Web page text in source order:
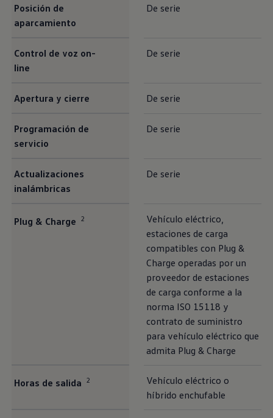
Posición de
aparcamiento
De serie
Control de voz on-
line
De serie
Apertura y cierre De serie
Programación de
servicio
De serie
Actualizaciones
inalámbricas
De serie
Plug & Charge 2
Vehículo eléctrico,
estaciones de carga
compatibles con Plug &
Charge operadas por un
proveedor de estaciones
de carga conforme a la
norma ISO 15118 y
contrato de suministro
para vehículo eléctrico que
admita Plug & Charge
Horas de salida 2
Vehículo eléctrico o
híbrido enchufable